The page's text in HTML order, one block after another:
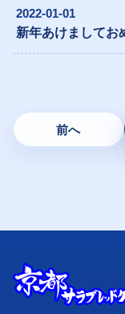
2022-01-01
新年あけましてお
前へ